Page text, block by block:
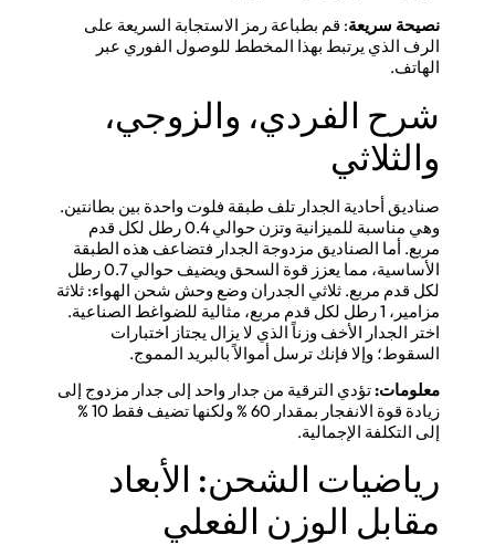
نصيحة سريعة: قم بطباعة رمز الاستجابة السريعة على
الرف الذي يرتبط بهذا المخطط للوصول الفوري عبر
الهاتف.
شرح الفردي، والزوجي،
والثلاثي
صناديق أحادية الجدار تلف طبقة فلوت واحدة بين بطانتين.
وهي مناسبة للميزانية وتزن حوالي 0.4 رطل لكل قدم
مربع. أما الصناديق مزدوجة الجدار فتضاعف هذه الطبقة
الأساسية، مما يعزز قوة السحق ويضيف حوالي 0.7 رطل
لكل قدم مربع. ثلاثي الجدران وضع وحش شحن الهواء: ثلاثة
مزامير، 1 رطل لكل قدم مربع، مثالية للضواغط الصناعية.
اختر الجدار الأخف وزناً الذي لا يزال يجتاز اختبارات
السقوط؛ وإلا فإنك ترسل أموالاً بالبريد المموج.
معلومات:تؤدي الترقية من جدار واحد إلى جدار مزدوج إلى
زيادة قوة الانفجار بمقدار 60 % ولكنها تضيف فقط 10 %
إلى التكلفة الإجمالية.
رياضيات الشحن: الأبعاد
مقابل الوزن الفعلي